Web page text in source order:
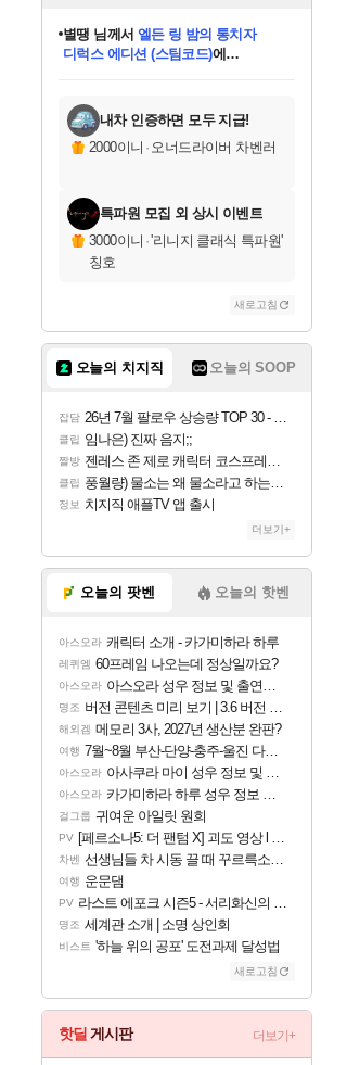
교환.
별땡 님께서 엘든 링 밤의 통치자
디럭스 에디션 (스팀코드)에
당첨되셨습니다.
당첨되셨습니다.
당첨되셨습니다.
당첨되셨습니다.
당첨되셨습니다.
당첨되셨습니다.
에디션 (스팀코드)를 교환.
당첨되셨습니다.
내차 인증하면 모두 지급!
2000이니 · 오너드라이버 차벤러
특파원 모집 외 상시 이벤트
3000이니 ·'리니지 클래식 특파원'
칭호
새로고침
오늘의 치지직 오늘의 SOOP
잡담 26년 7월 팔로우 상승량 TOP 30 - 월간 치지직
클립 임나은) 진짜 음지;;
짤방 젠레스 존 제로 캐릭터 코스프레한 꽁주
클립 풍월량) 물소는 왜 물소라고 하는거야? 아! 그만 ㅋㅋ 알았어 ㅋㅋ
정보 치지직 애플TV 앱 출시
더보기+
오늘의 팟벤 오늘의 핫벤
아스오라 캐릭터 소개 - 카가미하라 하루
레퀴엠 60프레임 나오는데 정상일까요?
아스오라 아스오라 성우 정보 및 출연작 모음
명조 버전 콘텐츠 미리 보기 | 3.6 버전 「신기루 속 등불 그림자, 속세에 깃든 검의 결심」이 8월 20일에 업데이트됩니다!
해외겜 메모리 3사, 2027년 생산분 완판?
여행 7월~8월 부산-단양-충주-울진 다녀왔어요~
아스오라 아사쿠라 마이 성우 정보 및 주요 필모
아스오라 카가미하라 하루 성우 정보 및 주요 필모
걸그룹 귀여운 아일릿 원희
PV [페르소나5: 더 팬텀 X] 괴도 영상 l 타카마키 안·댄싱 스타
차벤 선생님들 차 시동 끌 때 꾸르륵소리나는데
여행 운문댐
PV 라스트 에포크 시즌5 - 서리화신의 분노 티저
명조 세계관 소개 | 소명 상인회
비스트 '하늘 위의 공포' 도전과제 달성법
새로고침
핫딜 게시판 더보기+